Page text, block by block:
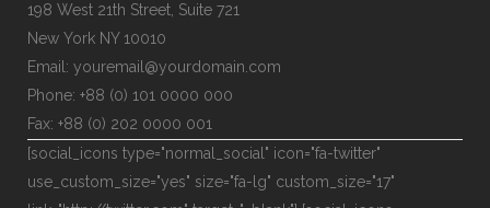
198 West 21th Street, Suite 721
New York NY 10010
Email: youremail@yourdomain.com
Phone: +88 (0) 101 0000 000
Fax: +88 (0) 202 0000 001
[social_icons type="normal_social" icon="fa-twitter"
use_custom_size="yes" size="fa-lg" custom_size="17"